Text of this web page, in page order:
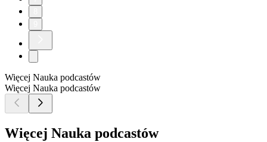
Więcej Nauka podcastów
Więcej Nauka podcastów
Więcej Nauka podcastów